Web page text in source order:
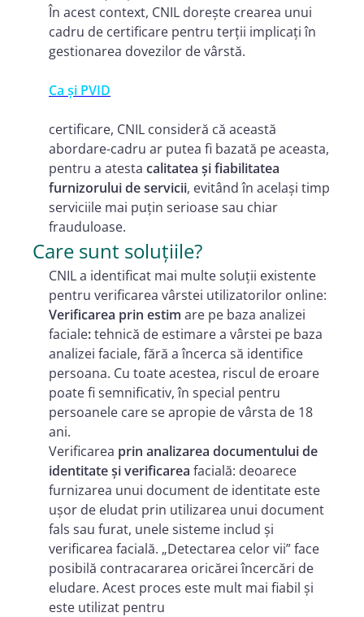
În acest context, CNIL dorește crearea unui
cadru de certificare pentru terții implicați în
gestionarea dovezilor de vârstă.
Ca și PVID
certificare, CNIL consideră că această
abordare-cadru ar putea fi bazată pe aceasta,
pentru a atesta calitatea și fiabilitatea
furnizorului de servicii, evitând în același timp
serviciile mai puțin serioase sau chiar
frauduloase.
Care sunt soluțiile?
CNIL a identificat mai multe soluții existente
pentru verificarea vârstei utilizatorilor online:
Verificarea prin estim are pe baza analizei
faciale:tehnică de estimare a vârstei pe baza
analizei faciale, fără a încerca să identifice
persoana. Cu toate acestea, riscul de eroare
poate fi semnificativ, în special pentru
persoanele care se apropie de vârsta de 18
ani.
Verificarea prin analizarea documentului de
identitate și verificarea facială: deoarece
furnizarea unui document de identitate este
ușor de eludat prin utilizarea unui document
fals sau furat, unele sisteme includ și
verificarea facială. „Detectarea celor vii” face
posibilă contracararea oricărei încercări de
eludare. Acest proces este mult mai fiabil și
este utilizat pentru